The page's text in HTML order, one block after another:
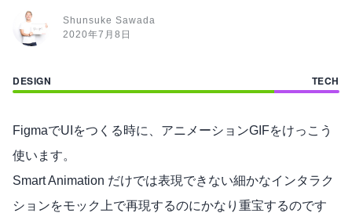
Shunsuke Sawada
2020年7月8日
FigmaでUIをつくる時に、アニメーションGIFをけっこう
使います。
Smart Animation だけでは表現できない細かなインタラク
ションをモック上で再現するのにかなり重宝するのです